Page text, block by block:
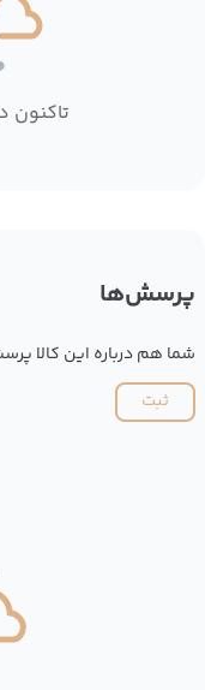
پرسش‌ها
شما هم درباره این کالا
ثبت